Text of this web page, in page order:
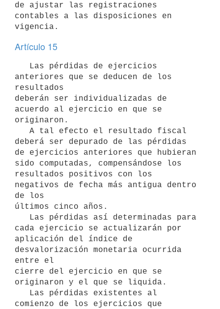
de ajustar las registraciones
contables a las disposiciones en
vigencia.
Artículo 15
anteriores que se deducen de los
resultados
deberán ser individualizadas de
acuerdo al ejercicio en que se
originaron.
deberá ser depurado de las pérdidas
de ejercicios anteriores que hubieran
sido computadas, compensándose los
resultados positivos con los
negativos de fecha más antigua dentro
de los
últimos cinco años.
cada ejercicio se actualizarán por
aplicación del índice de
desvalorización monetaria ocurrida
entre el
cierre del ejercicio en que se
originaron y el que se liquida.
comienzo de los ejercicios que